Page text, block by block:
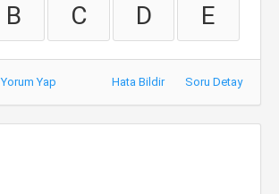
B C D E
Yorum Yap Hata Bildir Soru Detay